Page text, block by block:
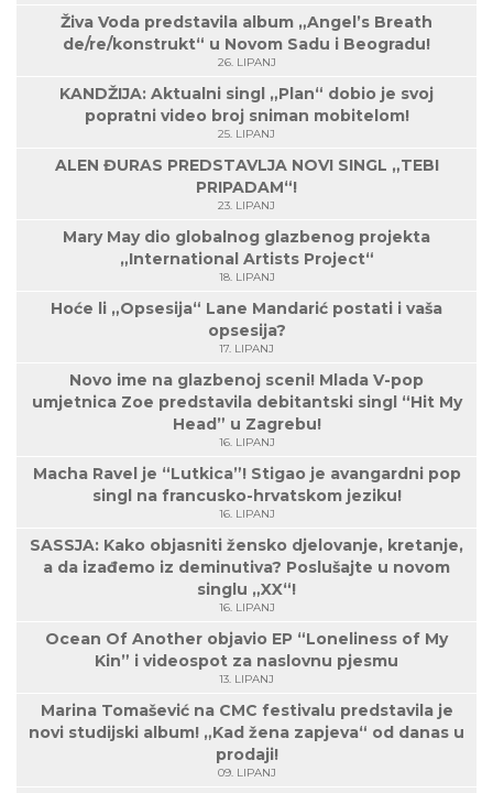
Živa Voda predstavila album „Angel’s Breath
de/re/konstrukt“ u Novom Sadu i Beogradu!
26. LIPANJ
KANDŽIJA: Aktualni singl „Plan“ dobio je svoj
popratni video broj sniman mobitelom!
25. LIPANJ
ALEN ĐURAS PREDSTAVLJA NOVI SINGL „TEBI
PRIPADAM“!
23. LIPANJ
Mary May dio globalnog glazbenog projekta
„International Artists Project“
18. LIPANJ
Hoće li „Opsesija“ Lane Mandarić postati i vaša
opsesija?
17. LIPANJ
Novo ime na glazbenoj sceni! Mlada V-pop
umjetnica Zoe predstavila debitantski singl “Hit My
Head” u Zagrebu!
16. LIPANJ
Macha Ravel je “Lutkica”! Stigao je avangardni pop
singl na francusko-hrvatskom jeziku!
16. LIPANJ
SASSJA: Kako objasniti žensko djelovanje, kretanje,
a da izađemo iz deminutiva? Poslušajte u novom
singlu „XX“!
16. LIPANJ
Ocean Of Another objavio EP “Loneliness of My
Kin” i videospot za naslovnu pjesmu
13. LIPANJ
Marina Tomašević na CMC festivalu predstavila je
novi studijski album! „Kad žena zapjeva“ od danas u
prodaji!
09. LIPANJ